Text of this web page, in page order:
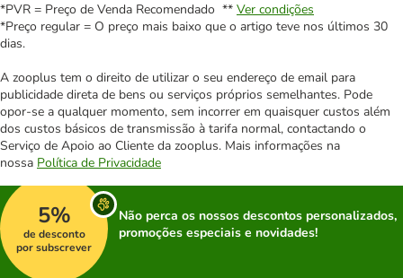
*PVR = Preço de Venda Recomendado ** Ver condições
*Preço regular = O preço mais baixo que o artigo teve nos últimos 30
dias.
A zooplus tem o direito de utilizar o seu endereço de email para
publicidade direta de bens ou serviços próprios semelhantes. Pode
opor-se a qualquer momento, sem incorrer em quaisquer custos além
dos custos básicos de transmissão à tarifa normal, contactando o
Serviço de Apoio ao Cliente da zooplus. Mais informações na
nossa Política de Privacidade
5%
de desconto
por subscrever
Não perca os nossos descontos personalizados,
promoções especiais e novidades!